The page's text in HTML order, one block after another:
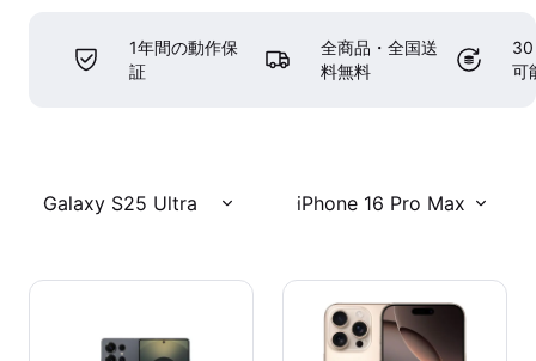
1年間の動作保
証
全商品・全国送
料無料
30
可
Galaxy S25 Ultra iPhone 16 Pro Max